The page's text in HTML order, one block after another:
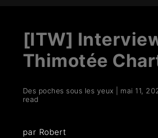
[ITW]
Thimotée
Des poches sous les yeux mai 11,
read
par Robert